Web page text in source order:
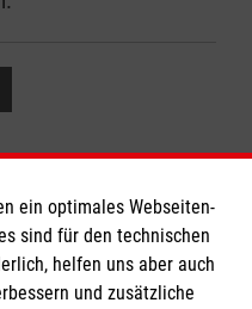
ein optimales Webseiten-
sind für den technischen
helfen uns aber auch
und zusätzliche